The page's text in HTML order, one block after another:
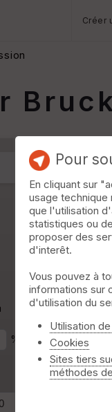
Créer
%
Pour
En cliquant sur
usage technique
que l'utilisation
statistiques ou
proposer des
d'interêt.
Vous pouvez à
informations sur
d'utilisation du
Utilisation
Cookies
Sites tiers
méthodes